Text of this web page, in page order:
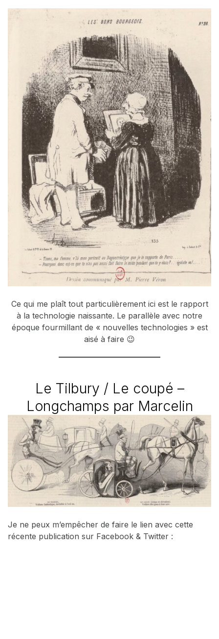
Ce qui me plaît tout particulièrement ici est le rapport
à la technologie naissante. Le parallèle avec notre
époque fourmillant de « nouvelles technologies » est
aisé à faire 😉
Le Tilbury / Le coupé –
Longchamps par Marcelin
Je ne peux m’empêcher de faire le lien avec cette
récente publication sur Facebook & Twitter :